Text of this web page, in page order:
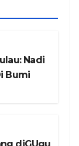
Nadi
Bumi